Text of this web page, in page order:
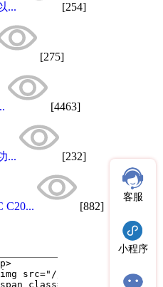
... [254]
[275]
[4463]
... [232]
C20... [882]
客服
小程序